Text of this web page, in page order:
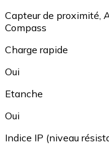
Capteur de proximité
Compass
Charge rapide
Oui
Etanche
Oui
Indice IP (niveau